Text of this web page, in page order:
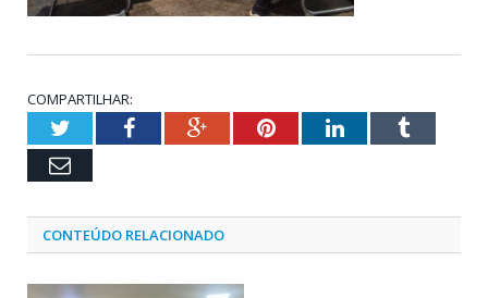
COMPARTILHAR:
TwitterFacebookGoogle+PinterestLinkedInTumblr
Email
CONTEÚDO RELACIONADO